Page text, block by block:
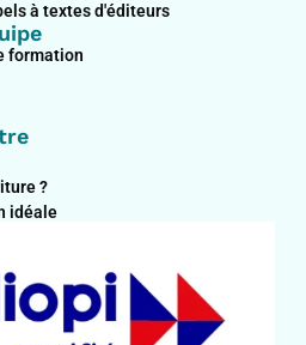
à textes d'éditeurs
formation
?
idéale